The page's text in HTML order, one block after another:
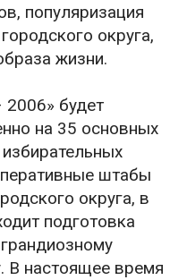
популяризация
округа,
жизни.
будет
на 35 основных
штабы
округа, в
подготовка
В настоящее время